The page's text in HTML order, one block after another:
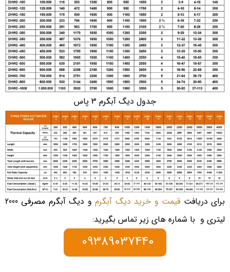
جدول دیگ آبگرم 3 پاس
برای دریافت قیمت و خرید دیگ آبگرم
و دیگ آبگرم مصرفی 2000
لیتری و با شماره های زیر تماس بگیرید: